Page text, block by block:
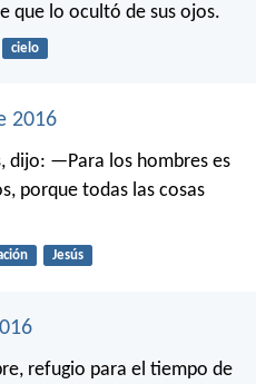
que lo ocultó de sus ojos.
cielo
2016
dijo: —Para los hombres es
porque todas las cosas
Jesús
refugio para el tiempo de